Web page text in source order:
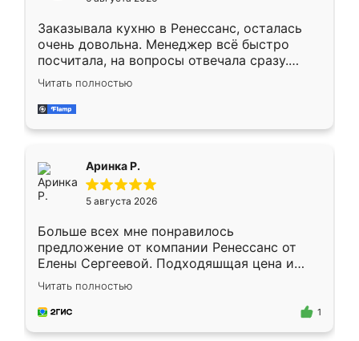
Заказывала кухню в Ренессанс, осталась
очень довольна. Менеджер всё быстро
посчитала, на вопросы отвечала сразу.
Замерщик приехал в субботу, подошёл к
делу со всей ответственностью. Собрали
за день, ребята работали аккуратно, даже
Читать полностью
Аринка Р.
5 августа 2026
Больше всех мне понравилось
предложение от компании Ренессанс от
Елены Сергеевой. Подходяшщая цена и
короткие сроки изготовления. Приехавший
для замера сотрудник Владислав
предложил по моему эскизу самый
Читать полностью
1